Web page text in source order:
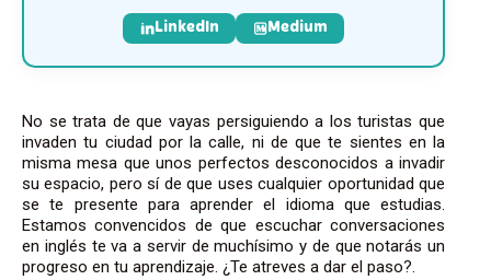
LinkedIn Medium
No se trata de que vayas persiguiendo a los turistas que
invaden tu ciudad por la calle, ni de que te sientes en la
misma mesa que unos perfectos desconocidos a invadir
su espacio, pero sí de que uses cualquier oportunidad que
se te presente para aprender el idioma que estudias.
Estamos convencidos de que escuchar conversaciones
en inglés te va a servir de muchísimo y de que notarás un
progreso en tu aprendizaje. ¿Te atreves a dar el paso?.